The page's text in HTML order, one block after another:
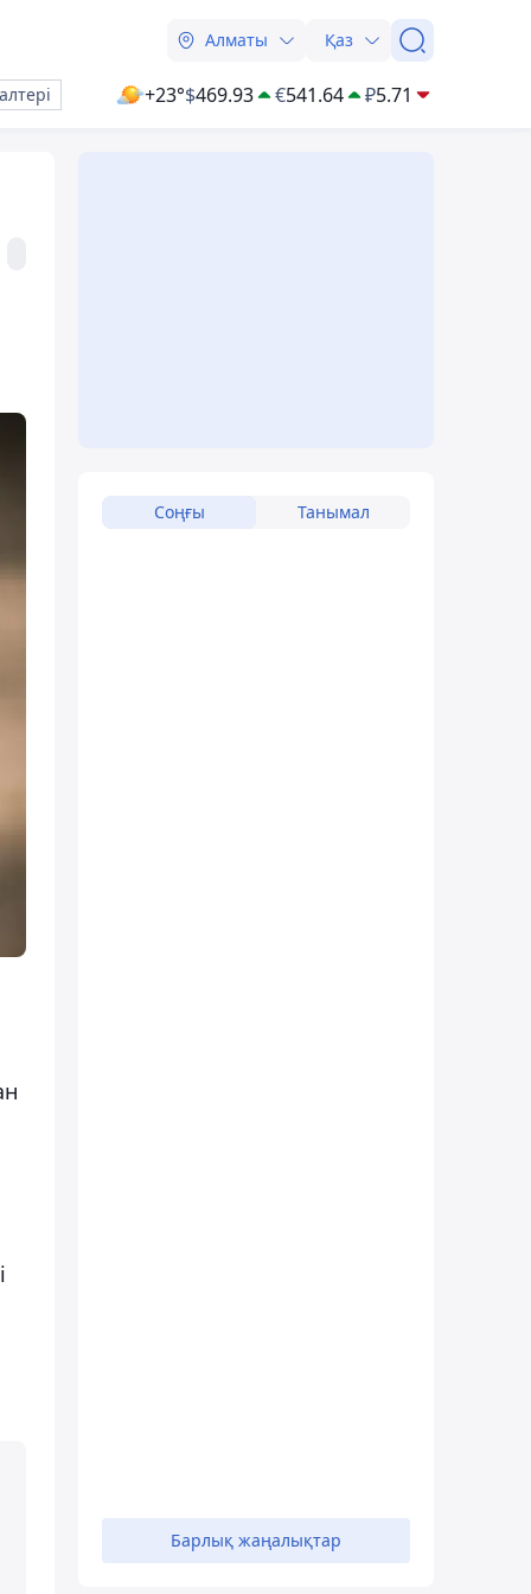
Алматы Қаз
+23°$469.93 €541.64 ₽5.71
Соңғы Танымал
Барлық жаңалықтар